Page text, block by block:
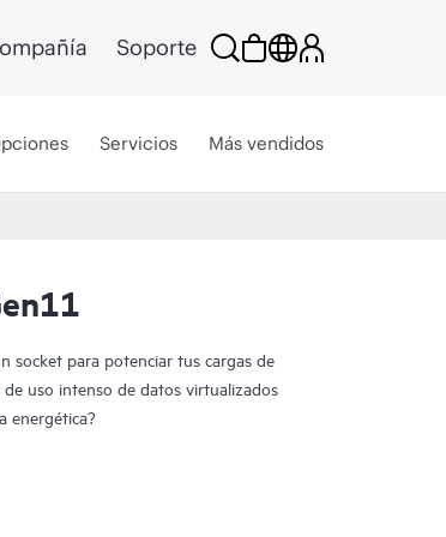
Soporte
Servicios Más vendidos
socket para potenciar tus cargas de
uso intenso de datos virtualizados
energética?
gran capacidad de